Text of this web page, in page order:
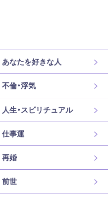
あなたを好きな人
不倫・浮気
人生・スピリチュアル
仕事運
再婚
前世